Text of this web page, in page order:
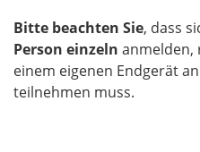
Bitte beachten Sie, dass
Person einzeln anmelden,
einem eigenen Endgerät
teilnehmen muss.